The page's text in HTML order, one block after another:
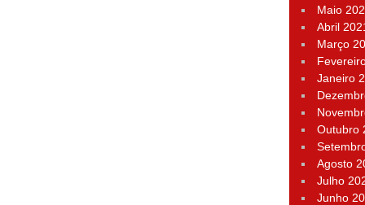
Maio
Abril
Março
Janeiro
Outubro
Agosto
Julho
Junho